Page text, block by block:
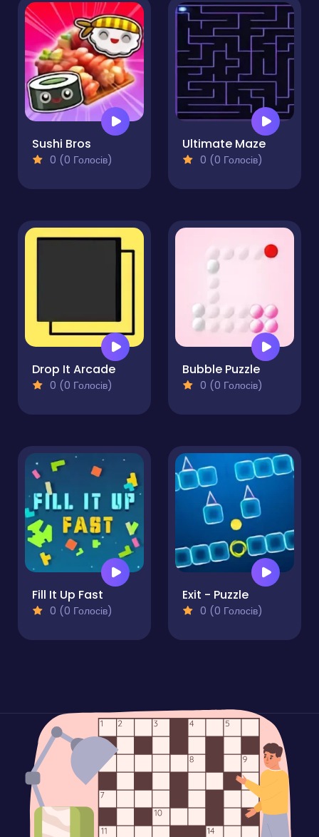
Sushi Bros
0 (0 Голосів)
Ultimate Maze
0 (0 Голосів)
Drop It Arcade
0 (0 Голосів)
Bubble Puzzle
0 (0 Голосів)
Fill It Up Fast
0 (0 Голосів)
Exit - Puzzle
0 (0 Голосів)